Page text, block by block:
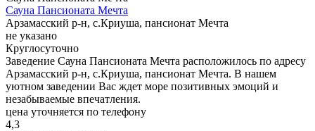
Сауна Пансионата Мечта
Арзамасский р-н, с.Криуша, пансионат Мечта
не указано
Круглосуточно
Заведение Сауна Пансионата Мечта расположилось по адресу
Арзамасский р-н, с.Криуша, пансионат Мечта. В нашем
уютном заведении Вас ждет море позитивных эмоций и
незабываемые впечатления.
цена уточняется по телефону
4,3